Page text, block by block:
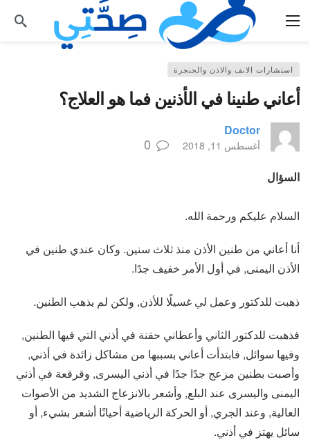
استشارات الانف والاذن والحنجرة
أعاني طنينا في الأذنين فما هو العلاج؟
Doctor
أغسطس 11, 2018 0
السؤال
السلام عليكم ورحمة الله.
أنا أعاني من طنين الأذن منذ ثلاث سنين. وكان عندي طنين في
الأذن اليمنى, في أول الأمر خفيف جدًا.
ذهبت للدكتور وعمل لي غسيلًا للأذن, ولكن لم يذهب الطنين.
فذهبت للدكتور الثاني وأعطاني حقنة في أذني التي فيها الطنين,
وفيها سوائل, فابتدأت أعاني بسببها من مشاكل زائدة في أذني,
وأصبت بطنين مزعج جدًا جدًا في أذني اليسرى, وقرقعة في أذني
اليمنى واليسرى عند البلع, وأشعر بالانزعاج الشديد من الأصوات
العالية, وعند الجري, أو الحركة الرياضية أحيانًا أشعر بشيء, أو
سائل يهتز في أذني.